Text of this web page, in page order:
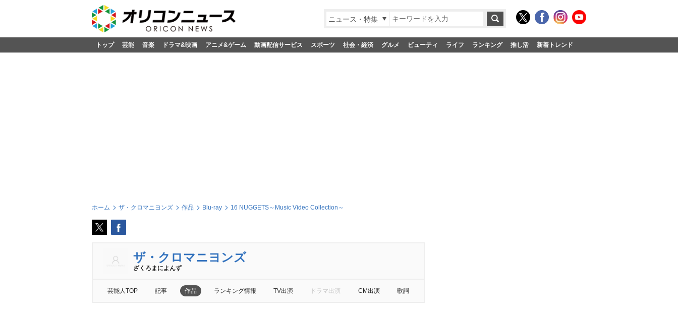
ニュース・特集
トップ 芸能 音楽 ドラマ&映画 アニメ&ゲーム 動画配信サービス スポーツ 社会・経済 グルメ ビューティ ライフ ランキング 推し活 新着トレンド
ホーム ザ・クロマニヨンズ 作品 Blu-ray 16 NUGGETS～Music Video Collection～
ザ・クロマニヨンズ
ざくろまによんず
芸能人TOP 記事 作品 ランキング情報 TV出演 ドラマ出演 CM出演 歌詞